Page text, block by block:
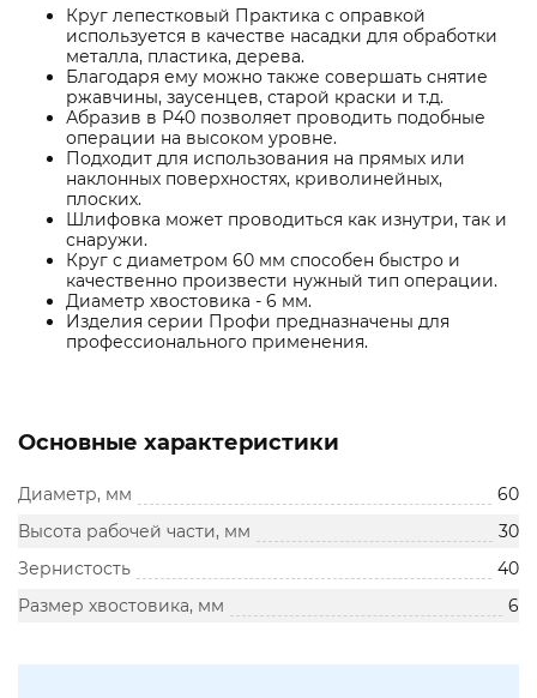
Круг лепестковый Практика с оправкой
используется в качестве насадки для обработки
металла, пластика, дерева.
Благодаря ему можно также совершать снятие
ржавчины, заусенцев, старой краски и т.д.
Абразив в Р40 позволяет проводить подобные
операции на высоком уровне.
Подходит для использования на прямых или
наклонных поверхностях, криволинейных,
плоских.
Шлифовка может проводиться как изнутри, так и
снаружи.
Круг с диаметром 60 мм способен быстро и
качественно произвести нужный тип операции.
Диаметр хвостовика - 6 мм.
Изделия серии Профи предназначены для
профессионального применения.
Основные характеристики
Диаметр, мм
60
Высота рабочей части, мм
30
Зернистость
40
Размер хвостовика, мм
6